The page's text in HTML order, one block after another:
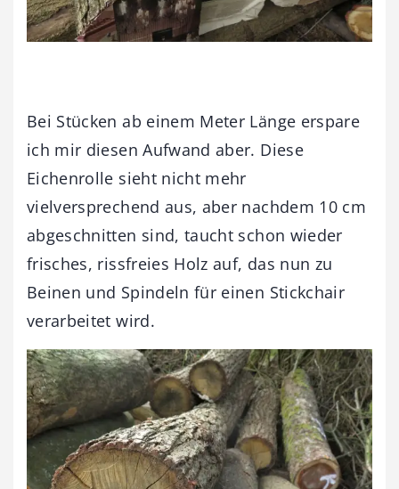
Bei Stücken ab einem Meter Länge erspare
ich mir diesen Aufwand aber. Diese
Eichenrolle sieht nicht mehr
vielversprechend aus, aber nachdem 10 cm
abgeschnitten sind, taucht schon wieder
frisches, rissfreies Holz auf, das nun zu
Beinen und Spindeln für einen Stickchair
verarbeitet wird.